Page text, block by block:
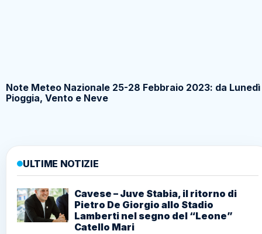
Note Meteo Nazionale 25-28 Febbraio 2023: da Lunedì
Pioggia, Vento e Neve
ULTIME NOTIZIE
Cavese – Juve Stabia, il ritorno di
Pietro De Giorgio allo Stadio
Lamberti nel segno del “Leone”
Catello Mari